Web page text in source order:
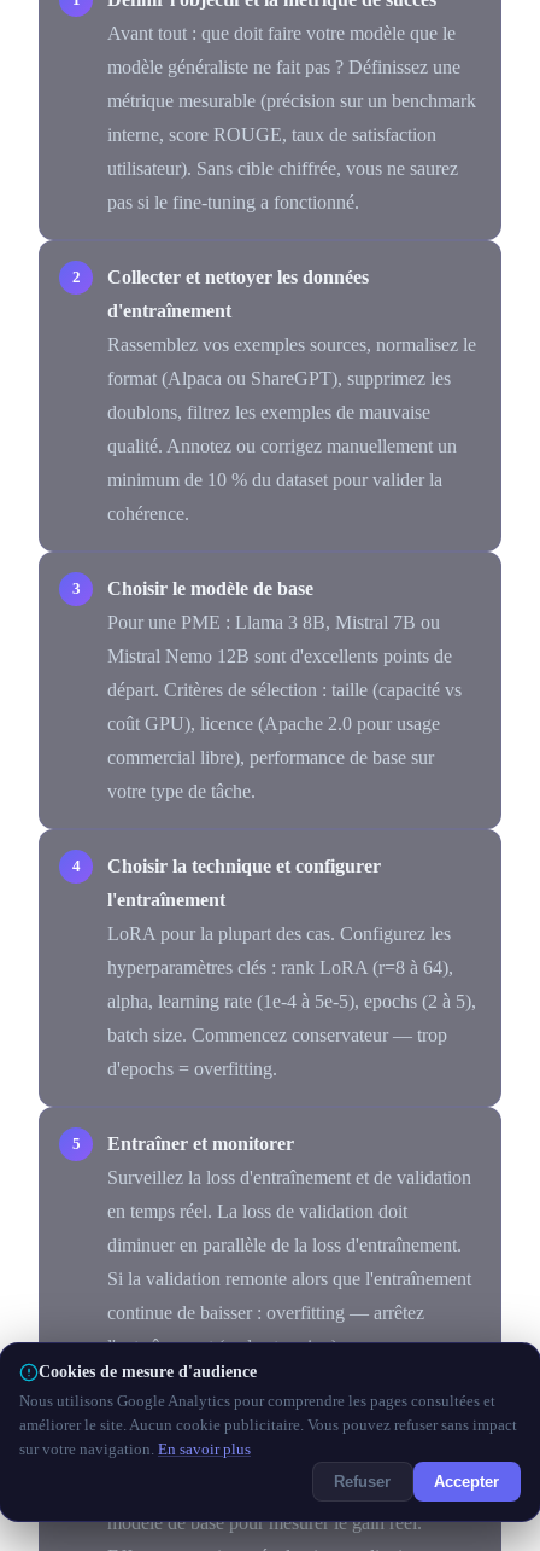
Avant tout : que doit faire votre modèle que le
modèle généraliste ne fait pas ? Définissez une
métrique mesurable (précision sur un benchmark
interne, score ROUGE, taux de satisfaction
utilisateur). Sans cible chiffrée, vous ne saurez
pas si le fine-tuning a fonctionné.
Collecter et nettoyer les données
d'entraînement
Rassemblez vos exemples sources, normalisez le
format (Alpaca ou ShareGPT), supprimez les
doublons, filtrez les exemples de mauvaise
qualité. Annotez ou corrigez manuellement un
minimum de 10 % du dataset pour valider la
cohérence.
Choisir le modèle de base
Pour une PME : Llama 3 8B, Mistral 7B ou
Mistral Nemo 12B sont d'excellents points de
départ. Critères de sélection : taille (capacité vs
coût GPU), licence (Apache 2.0 pour usage
commercial libre), performance de base sur
votre type de tâche.
Choisir la technique et configurer
l'entraînement
LoRA pour la plupart des cas. Configurez les
hyperparamètres clés : rank LoRA (r=8 à 64),
alpha, learning rate (1e-4 à 5e-5), epochs (2 à 5),
batch size. Commencez conservateur — trop
d'epochs = overfitting.
Entraîner et monitorer
Surveillez la loss d'entraînement et de validation
en temps réel. La loss de validation doit
diminuer en parallèle de la loss d'entraînement.
Si la validation remonte alors que l'entraînement
continue de baisser : overfitting — arrêtez
l'entraînement (early stopping).
Évaluer sur le dataset de test séparé
Calculez votre métrique de succès définie à
l'étape 1 sur le test set vierge. Comparez avec le
modèle de base pour mesurer le gain réel.
Cookies de mesure d'audience
Nous utilisons Google Analytics pour comprendre les pages consultées et
améliorer le site. Aucun cookie publicitaire. Vous pouvez refuser sans impact
sur votre navigation. En savoir plus
Refuser Accepter